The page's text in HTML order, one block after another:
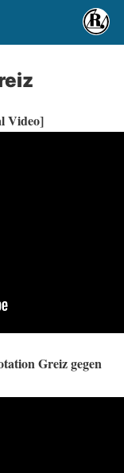
Video]
Greiz gegen